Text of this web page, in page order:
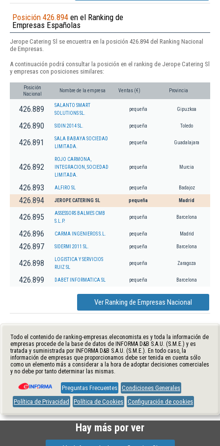
Posición 426.894 en el Ranking de
Empresas Españolas
Jerope Catering Sl se encuentra en la posición 426.894 del Ranking Nacional
de Empresas.
A continuación podrá consultar la posición en el ranking de Jerope Catering Sl
y empresas con posiciones similares:
Posición
Nacional
Nombre de la empresa Ventas (€) Provincia
426.889
SALANTO SMART
SOLUTIONS SL.
pequeña Gipuzkoa
426.890 SIDIN 2014 SL. pequeña Toledo
426.891
SALA BABAYA SOCIEDAD
LIMITADA.
pequeña Guadalajara
426.892
ROJO CARMONA,
INTEGRACION, SOCIEDAD
LIMITADA.
pequeña Murcia
426.893 ALFIRO SL pequeña Badajoz
426.894 JEROPE CATERING SL pequeña Madrid
426.895
ASSESSORS BALMES CMB
S.L.P.
pequeña Barcelona
426.896 CARMA INGENIEROS S.L. pequeña Madrid
426.897 SIDERMI 2011 SL. pequeña Barcelona
426.898
LOGISTICA Y SERVICIOS
RUIZ SL
pequeña Zaragoza
426.899 DABET INFORMATICA SL pequeña Barcelona
Ver Ranking de Empresas Nacional
Todo el contenido de ranking-empresas.eleconomista.es y toda la información de
empresas procede de la base de datos de INFORMA D&B S.A.U. (S.M.E.) y es
tratada y suministrada por INFORMA D&B S.A.U. (S.M.E.). En todo caso, la
información de empresas que proporcionamos debe ser tenida en cuenta sólo
como un elemento más a considerar a la hora de adoptar decisiones comerciales
y no debe por tanto determinar las mismas.
Preguntas Frecuentes Condiciones Generales
Política de Privacidad
Política de Cookies Configuración de cookies
Hay más por ver